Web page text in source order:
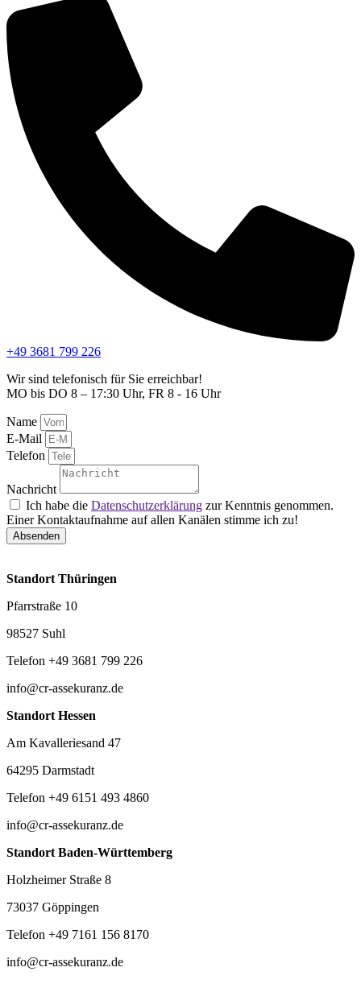
+49 3681 799 226
Wir sind telefonisch für Sie erreichbar!
MO bis DO 8 – 17:30 Uhr, FR 8 - 16 Uhr
Name
E-Mail
Telefon
Nachricht
Ich habe die Datenschutzerklärung zur Kenntnis genommen.
Einer Kontaktaufnahme auf allen Kanälen stimme ich zu!
Absenden
Standort Thüringen
Pfarrstraße 10
98527 Suhl
Telefon +49 3681 799 226
info@cr-assekuranz.de
Standort Hessen
Am Kavalleriesand 47
64295 Darmstadt
Telefon +49 6151 493 4860
info@cr-assekuranz.de
Standort Baden-Württemberg
Holzheimer Straße 8
73037 Göppingen
Telefon +49 7161 156 8170
info@cr-assekuranz.de